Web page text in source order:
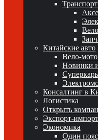
Китайские авто
Вело-мото
Новинки
Консалтинг в
Логистика
Открыть
Экспорт-импорт
Экономика
Один